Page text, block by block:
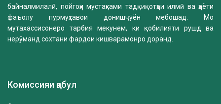
байналмилалӣ, пойгоҳи мустаҳками тадқиқотҳои илмӣ ва ҳаёти
фаъолу пурмуҳтавои донишҷӯён мебошад. Мо
мутахассисонеро тарбия мекунем, ки қобилияти рушд ва
нерӯманд сохтани фардои кишварамонро доранд.
Комиссияи қабул